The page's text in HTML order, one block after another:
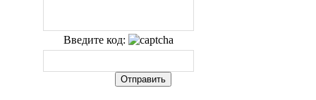
Введите код: